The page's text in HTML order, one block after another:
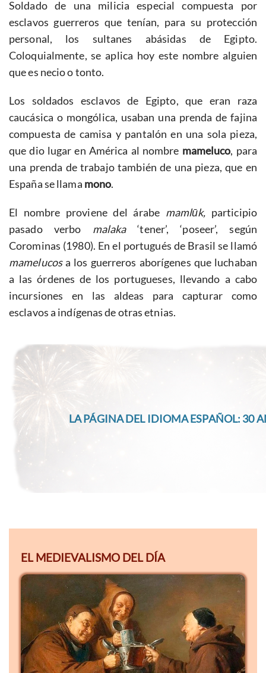
Soldado de una milicia especial compuesta por
esclavos guerreros que tenían, para su protección
personal, los sultanes abásidas de Egipto.
Coloquialmente, se aplica hoy este nombre alguien
que es necio o tonto.
Los soldados esclavos de Egipto, que eran raza
caucásica o mongólica, usaban una prenda de fajina
compuesta de camisa y pantalón en una sola pieza,
que dio lugar en América al nombre mameluco, para
una prenda de trabajo también de una pieza, que en
España se llama mono.
El nombre proviene del árabe mamlūk, participio
pasado verbo malaka‘tener’, ‘poseer’, según
Corominas (1980). En el portugués de Brasil se llamó
mamelucosa los guerreros aborígenes que luchaban
a las órdenes de los portugueses, llevando a cabo
incursiones en las aldeas para capturar como
esclavos a indígenas de otras etnias.
LA PÁGINA DEL IDIOMA ESPAÑOL: 30
EL MEDIEVALISMO DEL DÍA